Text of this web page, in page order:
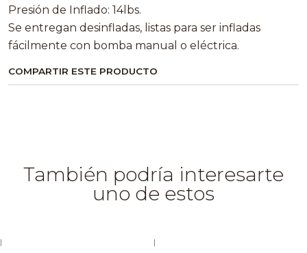
Presión de Inflado: 14lbs.
Se entregan desinfladas, listas para ser infladas
fácilmente con bomba manual o eléctrica.
COMPARTIR ESTE PRODUCTO
También podría interesarte
uno de estos
| |